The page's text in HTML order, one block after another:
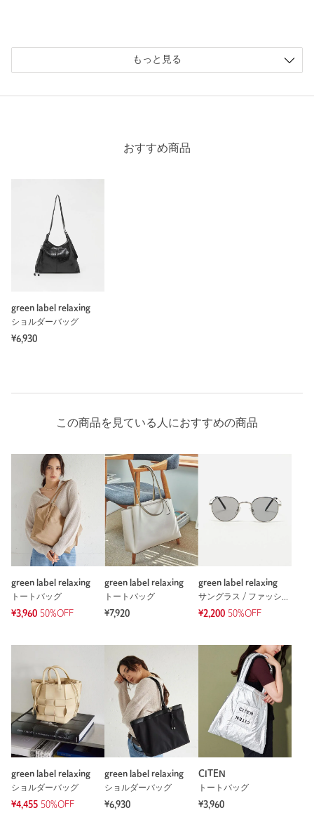
もっと見る
おすすめ商品
green label relaxing
ショルダーバッグ
¥6,930
この商品を見ている人におすすめの商品
green label relaxing
トートバッグ
¥3,960 50%OFF
green label relaxing
トートバッグ
¥7,920
green label relaxing
サングラス / ファッショングラス
¥2,200 50%OFF
green label relaxing
ショルダーバッグ
¥4,455 50%OFF
green label relaxing
ショルダーバッグ
¥6,930
CITEN
トートバッグ
¥3,960